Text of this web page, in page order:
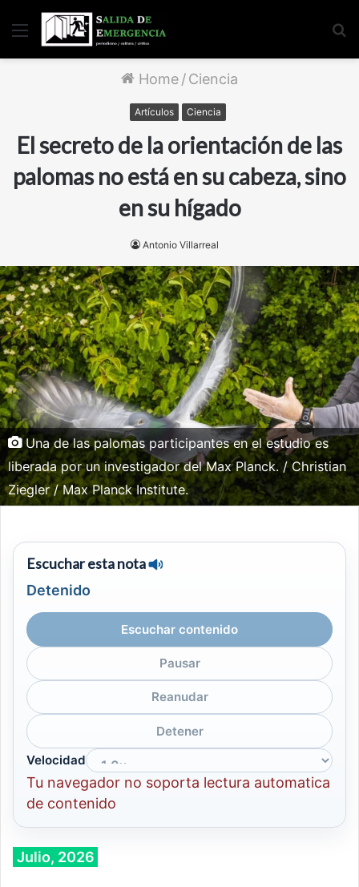
Menu
Home/Ciencia
Artículos Ciencia
El secreto de la orientación de las
palomas no está en su cabeza, sino
en su hígado
Antonio Villarreal
Una de las palomas participantes en el estudio es
liberada por un investigador del Max Planck. / Christian
Ziegler / Max Planck Institute.
Escuchar esta nota
Detenido
Escuchar contenido
Pausar
Reanudar
Detener
Velocidad
Tu navegador no soporta lectura automatica
de contenido
Julio, 2026